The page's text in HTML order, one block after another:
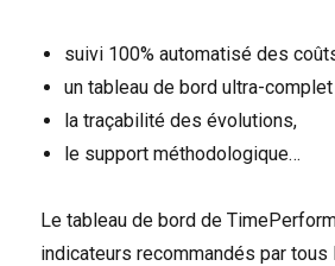
suivi 100% automatisé des
un tableau de bord ultra-
la traçabilité des évolutions,
le support méthodologique…
Le tableau de bord de
indicateurs recommandés par